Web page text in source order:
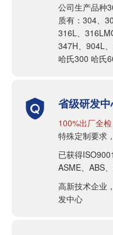
公司生产品种
质有：304、
316L、
347H、904L
哈氏300 哈氏
 省级研发
100%出厂全检
特殊定制要求
已获得
ASME、ABS
高新技术企业
发中心